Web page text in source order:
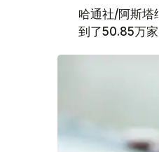
哈通社/阿斯塔
到了50.85万家